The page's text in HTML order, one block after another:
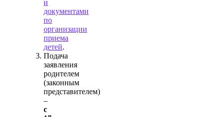
и
документами
по
организации
приема
детей.
Подача
заявления
родителем
(законным
представителем)
–
с